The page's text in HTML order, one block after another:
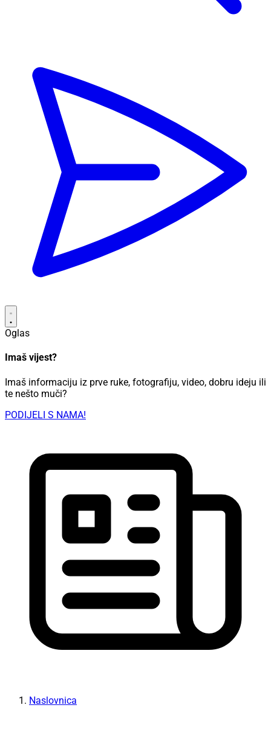
Oglas
Imaš vijest?
Imaš informaciju iz prve ruke, fotografiju, video, dobru ideju ili
te nešto muči?
PODIJELI S NAMA!
Naslovnica